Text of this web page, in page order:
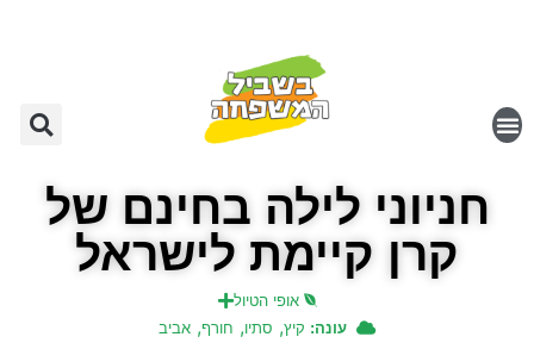
חניוני לילה בחינם של
קרן קיימת לישראל
אופי הטיול
עונה: קיץ, סתיו, חורף, אביב